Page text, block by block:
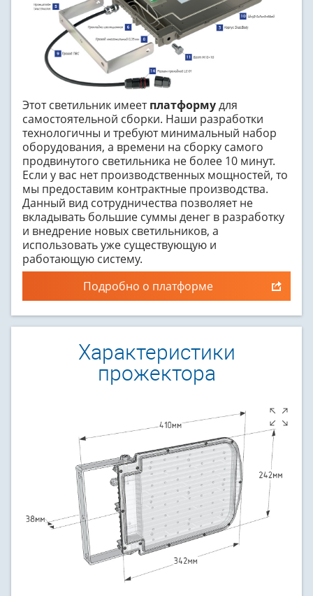
Этот светильник имеетплатформудля
самостоятельной сборки. Наши разработки
технологичны и требуют минимальный набор
оборудования, а времени на сборку самого
продвинутого светильника не более 10 минут.
Если у вас нет производственных мощностей, то
мы предоставим контрактные производства.
Данный вид сотрудничества позволяет не
вкладывать большие суммы денег в разработку
и внедрение новых светильников, а
использовать уже существующую и
работающую систему.
Подробно о платформе
Характеристики
прожектора